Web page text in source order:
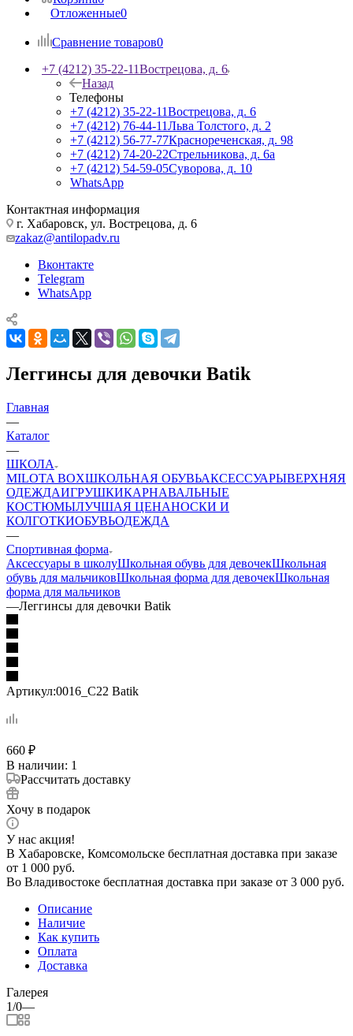
Отложенные0
Сравнение товаров0
+7 (4212) 35-22-11Вострецова, д. 6
Назад
Телефоны
+7 (4212) 35-22-11Вострецова, д. 6
+7 (4212) 76-44-11Льва Толстого, д. 2
+7 (4212) 56-77-77Краснореченская, д. 98
+7 (4212) 74-20-22Стрельникова, д. 6а
+7 (4212) 54-59-05Суворова, д. 10
WhatsApp
Контактная информация
г. Хабаровск, ул. Вострецова, д. 6
zakaz@antilopadv.ru
Вконтакте
Telegram
WhatsApp
Леггинсы для девочки Batik
Главная
—
Каталог
—
ШКОЛА
MILOTA BOXШКОЛЬНАЯ ОБУВЬАКСЕССУАРЫВЕРХНЯЯ
ОДЕЖДАИГРУШКИКАРНАВАЛЬНЫЕ
КОСТЮМЫЛУЧШАЯ ЦЕНАНОСКИ И
КОЛГОТКИОБУВЬОДЕЖДА
—
Спортивная форма
Аксессуары в школуШкольная обувь для девочекШкольная
обувь для мальчиковШкольная форма для девочекШкольная
форма для мальчиков
—Леггинсы для девочки Batik
Артикул:0016_С22 Batik
660 ₽
В наличии: 1
Рассчитать доставку
Хочу в подарок
У нас акция!
В Хабаровске, Комсомольске бесплатная доставка при заказе
от 1 000 руб.
Во Владивостоке бесплатная доставка при заказе от 3 000 руб.
Описание
Наличие
Как купить
Оплата
Доставка
Галерея
1/0—